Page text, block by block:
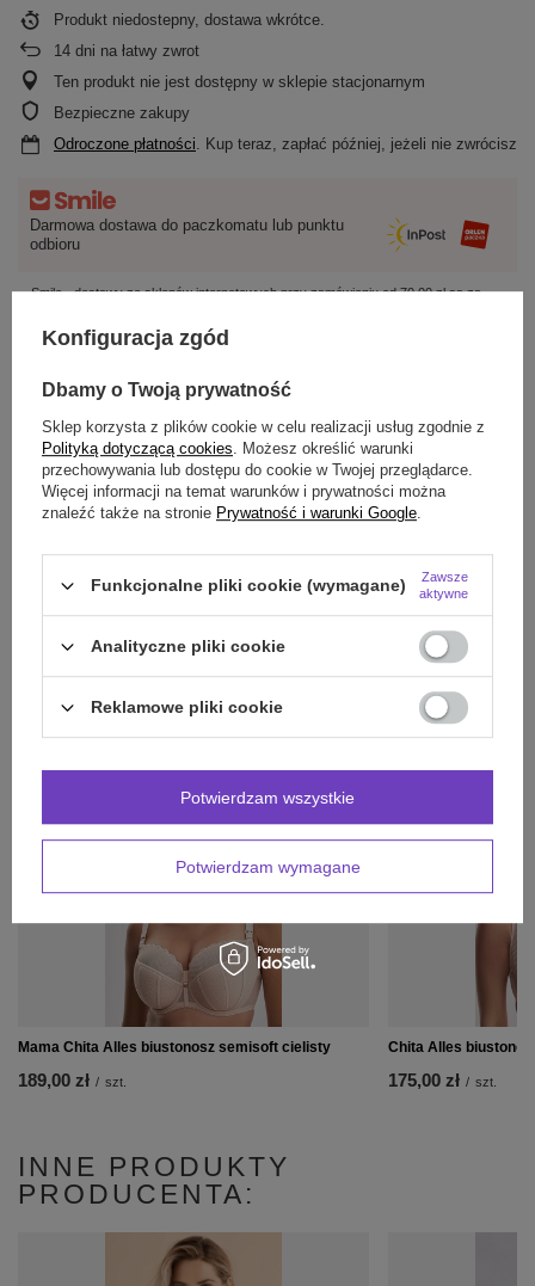
Produkt niedostepny, dostawa wkrótce
14 dni na łatwy zwrot
Ten produkt nie jest dostępny w sklepie stacjonarnym
Bezpieczne zakupy
Odroczone płatności . Kup teraz, zapłać później, jeżeli nie zwrócisz
Darmowa dostawa do paczkomatu lub punktu
odbioru
Smile - dostawy ze sklepów internetowych przy zamówieniu od70,00 złsą za
OPIS
SZCZEGÓŁOWE DANE
OPINIE (0)
Potrzebujesz pomocy? Masz pytania?
najciekawsze pytania i odpowiedzi publikując
Zadaj pytanie
Mama Chita Alles biustonosz semisoft cielisty
189,00 zł / szt.
Chita Alles
175,00 zł / szt.
INNE PRODUKTY
PRODUCENTA:
Konfiguracja zgód
Dbamy o Twoją prywatność
Sklep korzysta z plików cookie w celu realizacji usług zgodnie z
Polityką dotyczącą cookies. Możesz określić warunki
przechowywania lub dostępu do cookie w Twojej przeglądarce.
Więcej informacji na temat warunków i prywatności można
znaleźć także na stronie Prywatność i warunki Google.
Funkcjonalne pliki cookie (wymagane)
Zawsze
aktywne
Analityczne pliki cookie
Reklamowe pliki cookie
Potwierdzam wymagane
Potwierdzam wszystkie